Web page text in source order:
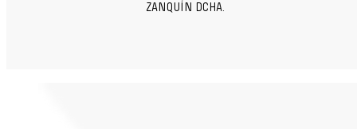
ZANQUÍN DCHA.